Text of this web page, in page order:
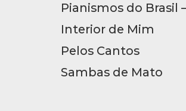
Pianismos do Brasil
Interior de Mim
Pelos Cantos
Sambas de Mato